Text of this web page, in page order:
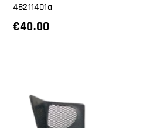
48211401a
€40.00